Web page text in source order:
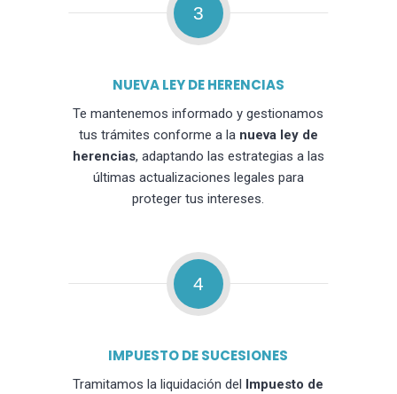
3
NUEVA LEY DE HERENCIAS
Te mantenemos informado y gestionamos
tus trámites conforme a la nueva ley de
herencias, adaptando las estrategias a las
últimas actualizaciones legales para
proteger tus intereses.
4
IMPUESTO DE SUCESIONES
Tramitamos la liquidación del Impuesto de